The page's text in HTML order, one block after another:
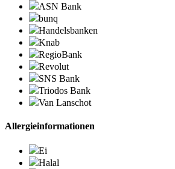
ASN Bank
bunq
Handelsbanken
Knab
RegioBank
Revolut
SNS Bank
Triodos Bank
Van Lanschot
Allergieinformationen
Ei
Halal